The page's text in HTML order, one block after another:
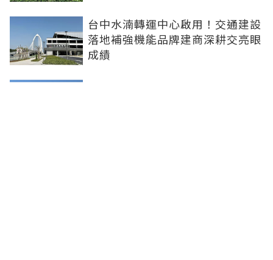
台中水湳轉運中心啟用！交通建設
落地補強機能品牌建商深耕交亮眼
成績